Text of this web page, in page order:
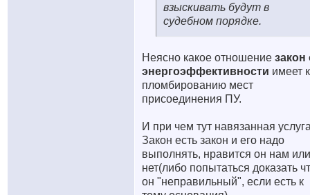
взыскивать будут в
судебном порядке.
Неясно какое отношение закон
энергоэффективности имеет к
пломбированию мест
присоединения ПУ.
И при чем тут навязанная
Закон есть закон и его надо
выполнять, нравится он нам или
нет(либо попытаться доказать
он "неправильный", если есть к